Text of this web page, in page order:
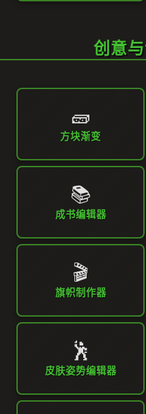
创意
🧱
方块渐变
📚
成书编辑器
🎬
旗帜制作器
🕺
皮肤姿势编辑器